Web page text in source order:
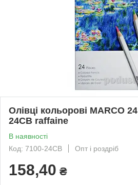
Олівці кольорові MARCO
24CB raffaine
В наявності
Код: 7100-24CB
Опт і роздріб
158,40 ₴